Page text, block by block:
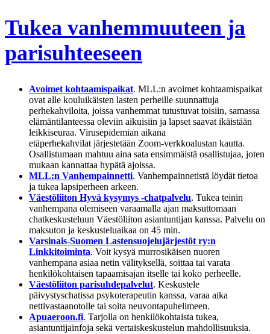
Tukea vanhemmuuteen ja
parisuhteeseen
Avoimet kohtaamispaikat. MLL:n avoimet kohtaamispaikat
ovat alle kouluikäisten lasten perheille suunnattuja
perhekahviloita, joissa vanhemmat tutustuvat toisiin, samassa
elämäntilanteessa oleviin aikuisiin ja lapset saavat ikäistään
leikkiseuraa. Virusepidemian aikana
etäperhekahvilat järjestetään Zoom-verkkoalustan kautta.
Osallistumaan mahtuu aina sata ensimmäistä osallistujaa, joten
mukaan kannattaa hypätä ajoissa.
MLL:n Vanhempainnetti. Vanhempainnetistä löydät tietoa
ja tukea lapsiperheen arkeen.
Väestöliiton Hyvä kysymys -chatpalvelu. Tukea teinin
vanhempana olemiseen varaamalla ajan maksuttomaan
chatkeskusteluun Väestöliiton asiantuntijan kanssa. Palvelu on
maksuton ja keskusteluaikaa on 45 min.
Varsinais-Suomen Lastensuojelujärjestöt ry:n
Linkkitoiminta. Voit kysyä murrosikäisen nuoren
vanhempana asiaa netin välityksellä, soittaa tai varata
henkilökohtaisen tapaamisajan itselle tai koko perheelle.
Väestöliiton parisuhdepalvelut. Keskustele
päivystyschatissa psykoterapeutin kanssa, varaa aika
nettivastaanotolle tai soita neuvontapuhelimeen.
Apuaeroon.fi. Tarjolla on henkilökohtaista tukea,
asiantuntijainfoja sekä vertaiskeskustelun mahdollisuuksia.